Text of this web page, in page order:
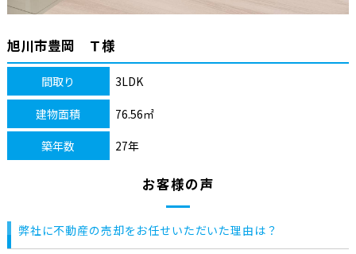
旭川市豊岡 Ｔ様
間取り 3LDK
建物面積 76.56㎡
築年数 27年
お客様の声
弊社に不動産の売却をお任せいただいた理由は？